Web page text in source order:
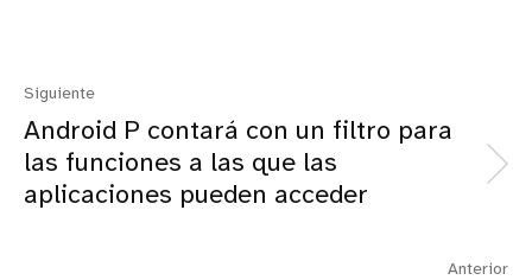
Siguiente
Android P contará con un filtro para
las funciones a las que las
aplicaciones pueden acceder
Anterior